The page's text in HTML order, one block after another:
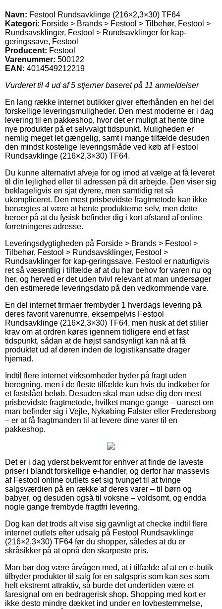
Navn: Festool Rundsavklinge (216×2,3×30) TF64
Kategori: Forside > Brands > Festool > Tilbehør, Festool >
Rundsavsklinger, Festool > Rundsavklinger for kap-
geringssave, Festool
Producent: Festool
Varenummer: 500122
EAN: 4014549212219
Vurderet til 4 ud af 5 stjerner baseret på 11 anmeldelser
En lang række internet butikker giver efterhånden en hel del
forskellige leveringsmuligheder. Den mest moderne er i dag
levering til en pakkeshop, hvor det er muligt at hente dine
nye produkter på et selvvalgt tidspunkt. Muligheden er
nemlig meget let gængelig, samt i mange tilfælde desuden
den mindst kostelige leveringsmåde ved køb af Festool
Rundsavklinge (216×2,3×30) TF64.
Du kunne alternativt afveje for og imod at vælge at få leveret
til din lejlighed eller til adressen på dit arbejde. Den viser sig
beklageligvis en sjat dyrere, men samtidig ret så
ukompliceret. Den mest prisbevidste fragtmetode kan ikke
benægtes at være at hente produkterne selv, men dette
beroer på at du fysisk befinder dig i kort afstand af online
forretningens adresse.
Leveringsdygtigheden på Forside > Brands > Festool >
Tilbehør, Festool > Rundsavsklinger, Festool >
Rundsavklinger for kap-geringssave, Festool er naturligvis
ret så væsentlig i tilfælde af at du har behov for varen nu og
her, og herved er det uden tvivl relevant at man undersøger
den estimerede leveringsdato på den vedkommende vare.
En del internet firmaer frembyder 1 hverdags levering på
deres favorit varenumre, eksempelvis Festool
Rundsavklinge (216×2,3×30) TF64, men husk at det stiller
krav om at ordren køres igennem tidligere end et fast
tidspunkt, sådan at de højst sandsynligt kan nå at få
produktet ud af døren inden de logistikansatte drager
hjemad.
Indtil flere internet virksomheder byder på fragt uden
beregning, men i de fleste tilfælde kun hvis du indkøber for
et fastslået beløb. Desuden skal man udse dig den mest
prisbevidste fragtmetode, hvilket mange gange – uanset om
man befinder sig i Vejle, Nykøbing Falster eller Fredensborg
– er at få fragtmanden til at levere dine varer til en
pakkeshop.
Det er i dag yderst bekvemt for enhver at finde de laveste
priser i blandt forskellige e-handler, og derfor har massevis
af Festool online outlets set sig tvunget til at tvinge
salgsværdien på en række af deres varer – til børn og
babyer, og desuden også til voksne – voldsomt, og endda
nogle gange frembyde fragtfri levering.
Dog kan det trods alt vise sig gavnligt at checke indtil flere
internet outlets efter udsalg på Festool Rundsavklinge
(216×2,3×30) TF64 før du shopper, således at du er
skråsikker på at opnå den skarpeste pris.
Man bør dog være årvågen med, at i tilfælde af at en e-butik
tilbyder produkter til salg for en salgspris som kan ses som
helt ekstremt attraktiv, så burde det undertiden være et
faresignal om en bedragerisk shop. Shopping med kort er
ikke desto mindre dækket ind under en lovbestemmelse,